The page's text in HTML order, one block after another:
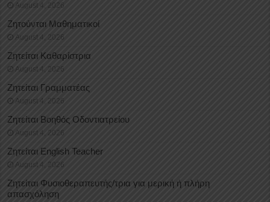
August 4, 2026
Ζητούνται Μαθηματικοί
August 4, 2026
Ζητείται Καθαρίστρια
August 4, 2026
Ζητείται Γραμματέας
August 4, 2026
Ζητείται Βοηθός Οδοντιατρείου
August 4, 2026
Ζητείται English Teacher
August 4, 2026
Ζητείται Φυσιοθεραπευτής/τρια για μερική ή πλήρη
απασχόληση